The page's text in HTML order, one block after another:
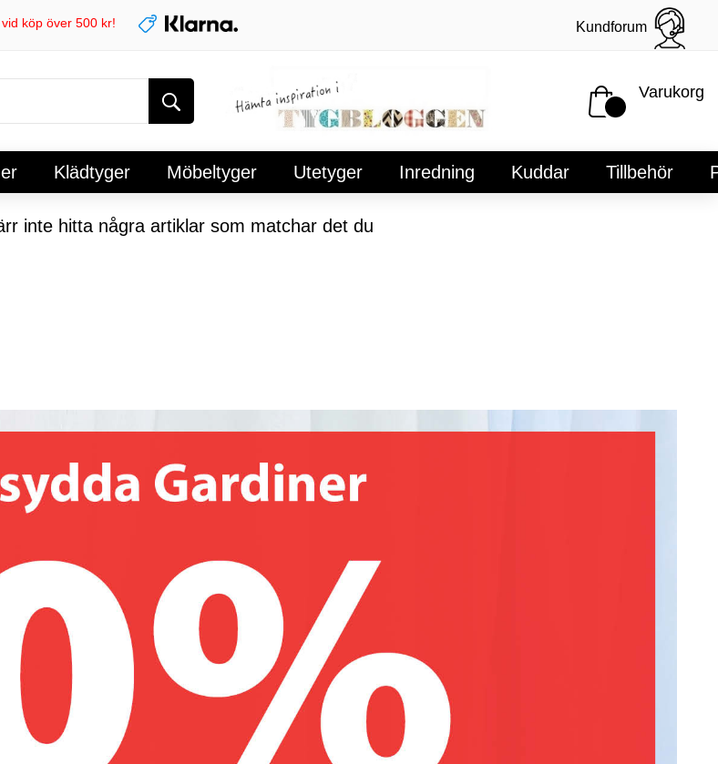
köp över 500 kr! Kundforum
Varukorg
Klädtyger Möbeltyger Utetyger Inredning Kuddar Tillbehör
inte hitta några artiklar som matchar det du